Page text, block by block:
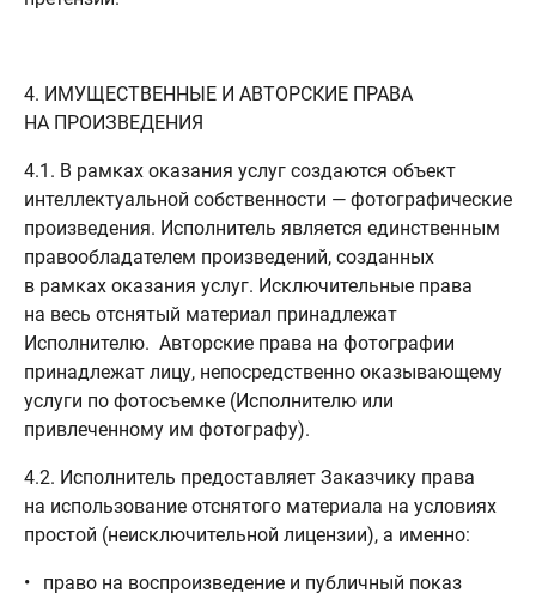
4. ИМУЩЕСТВЕННЫЕ И АВТОРСКИЕ ПРАВА
НА ПРОИЗВЕДЕНИЯ
4.1. В рамках оказания услуг создаются объект
интеллектуальной собственности — фотографические
произведения. Исполнитель является единственным
правообладателем произведений, созданных
в рамках оказания услуг. Исключительные права
на весь отснятый материал принадлежат
Исполнителю. Авторские права на фотографии
принадлежат лицу, непосредственно оказывающему
услуги по фотосъемке (Исполнителю или
привлеченному им фотографу).
4.2. Исполнитель предоставляет Заказчику права
на использование отснятого материала на условиях
простой (неисключительной лицензии), а именно:
право на воспроизведение и публичный показ